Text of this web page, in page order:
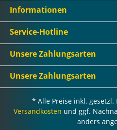
Informationen
Service-Hotline
Unsere Zahlungsarten
Unsere Zahlungsarten
* Alle Preise inkl.
Versandkosten und ggf.
anders